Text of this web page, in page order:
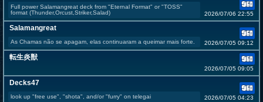
Full power Salamangreat deck from "Eternal Format" or "TOSS"
format (Thunder,Orcust,Striker,Salad)
2026/07/06 22:55
Salamangreat
As Chamas não se apagam, elas continuaram a queimar mais forte. 2026/07/05 09:12
転生炎獣
2026/07/05 09:05
Decks47
look up "free use", "shota", and/or "furry" on telegai 2026/07/05 04:23